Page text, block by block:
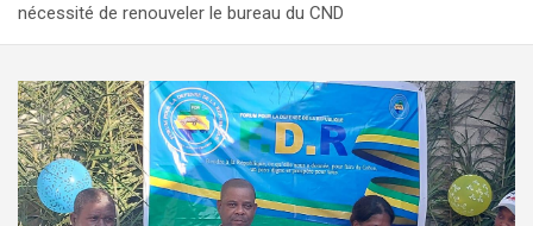
nécessité de renouveler le bureau du CND